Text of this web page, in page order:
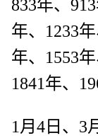
833年、
年、1233
年、1553
1841年、
1月4日、3